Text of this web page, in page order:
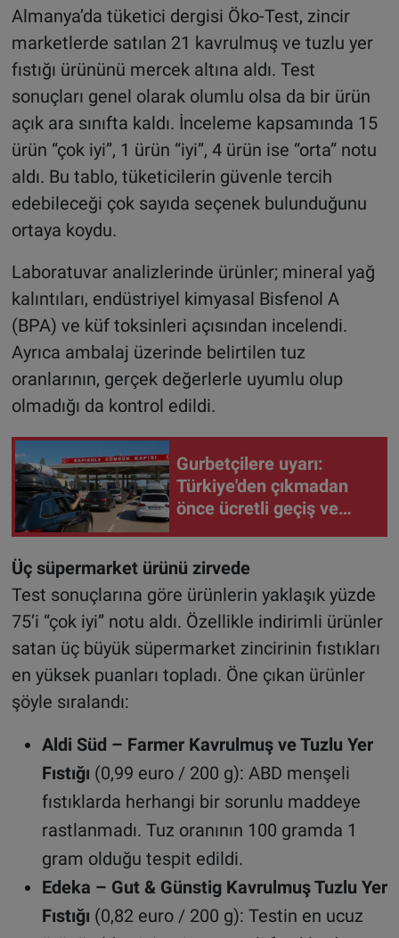
Almanya’da tüketici dergisi Öko-Test, zincir
marketlerde satılan 21 kavrulmuş ve tuzlu yer
fıstığı ürününü mercek altına aldı. Test
sonuçları genel olarak olumlu olsa da bir ürün
açık ara sınıfta kaldı. İnceleme kapsamında 15
ürün “çok iyi”, 1 ürün “iyi”, 4 ürün ise “orta” notu
aldı. Bu tablo, tüketicilerin güvenle tercih
edebileceği çok sayıda seçenek bulunduğunu
ortaya koydu.
Laboratuvar analizlerinde ürünler; mineral yağ
kalıntıları, endüstriyel kimyasal Bisfenol A
(BPA) ve küf toksinleri açısından incelendi.
Ayrıca ambalaj üzerinde belirtilen tuz
oranlarının, gerçek değerlerle uyumlu olup
olmadığı da kontrol edildi.
Gurbetçilere uyarı:
Türkiye'den çıkmadan
önce ücretli geçiş ve
Üç süpermarket ürünü zirvede
Test sonuçlarına göre ürünlerin yaklaşık yüzde
75’i “çok iyi” notu aldı. Özellikle indirimli ürünler
satan üç büyük süpermarket zincirinin fıstıkları
en yüksek puanları topladı. Öne çıkan ürünler
şöyle sıralandı:
Aldi Süd – Farmer Kavrulmuş ve Tuzlu Yer
Fıstığı (0,99 euro / 200 g): ABD menşeli
fıstıklarda herhangi bir sorunlu maddeye
rastlanmadı. Tuz oranının 100 gramda 1
gram olduğu tespit edildi.
Edeka – Gut & Günstig Kavrulmuş Tuzlu Yer
Fıstığı (0,82 euro / 200 g): Testin en ucuz